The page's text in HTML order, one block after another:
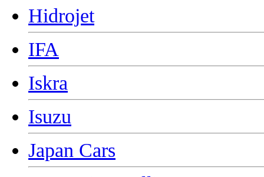
Hidrojet
IFA
Iskra
Isuzu
Japan Cars